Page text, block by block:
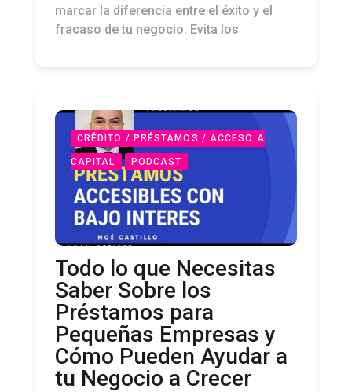
marcar la diferencia entre el éxito y el
fracaso de tu negocio. Evita los
CRÉDITO / PRÉSTAMOS / ACCESO A
CAPITAL PODCAST
Todo lo que Necesitas
Saber Sobre los
Préstamos para
Pequeñas Empresas y
Cómo Pueden Ayudar a
tu Negocio a Crecer